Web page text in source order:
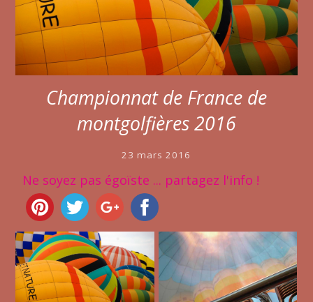
Championnat de France de
montgolfières 2016
23 mars 2016
Ne soyez pas égoïste ... partagez l'info !